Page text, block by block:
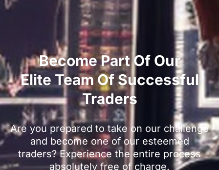
Become Part Of Our
Elite Team Of Successful
Traders
Are you prepared to take on our challenge
and become one of our esteemed
traders? Experience the entire process
absolutely free of charge.